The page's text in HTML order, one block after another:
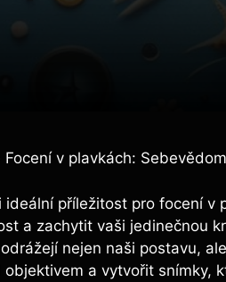
Focení v plavkách:
ideální příležitost pro focení v
a zachytit vaši jedinečnou
nejen naši postavu,
a vytvořit snímky,